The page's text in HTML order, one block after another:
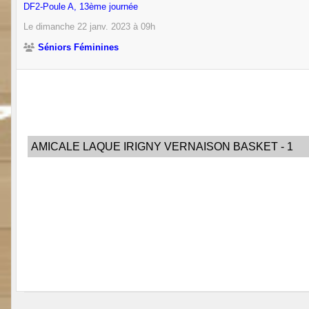
DF2-Poule A, 13ème journée
Le dimanche 22 janv. 2023 à 09h
Séniors Féminines
AMICALE LAQUE IRIGNY VERNAISON BASKET - 1